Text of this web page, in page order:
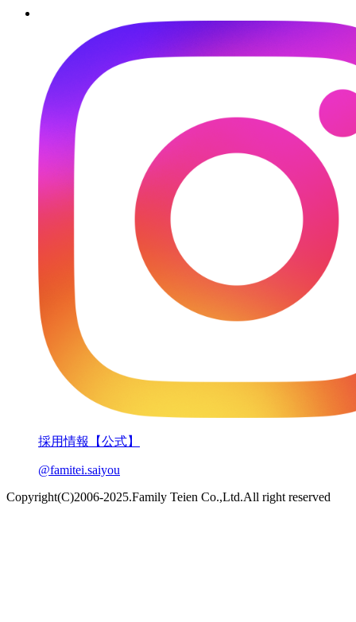
採用情報【公式】
@famitei.saiyou
Copyright(C)2006-2025.Family Teien Co.,Ltd.All right reserved